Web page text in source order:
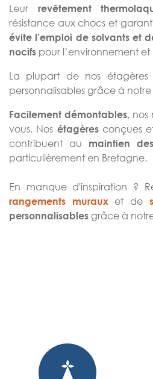
Leur revêtement
résistance aux chocs et
évite l’emploi de solvants et
nocifs pour l’environnement et
La plupart de nos
personnalisables grâce à notre
Facilement démontables, nos
vous. Nos étagèresconçues
contribuent au maintien
particulièrement en Bretagne.
En manque d'inspiration ?
rangements murauxet de
personnalisables grâce à